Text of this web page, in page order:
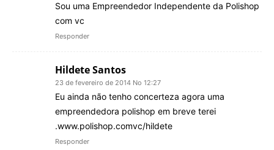
Sou uma Empreendedor Independente da Polishop
com vc
Responder
Hildete Santos
23 de fevereiro de 2014 No 12:27
Eu ainda não tenho concerteza agora uma
empreendedora polishop em breve terei
.www.polishop.comvc/hildete
Responder